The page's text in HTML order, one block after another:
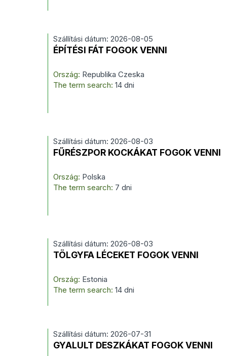
Szállítási dátum: 2026-08-05
ÉPÍTÉSI FÁT FOGOK VENNI
Ország: Republika Czeska
The term search:14 dni
Szállítási dátum: 2026-08-03
FŰRÉSZPOR KOCKÁKAT FOGOK VENNI
Ország: Polska
The term search: 7 dni
Szállítási dátum: 2026-08-03
TÖLGYFA LÉCEKET FOGOK VENNI
Ország: Estonia
The term search:14 dni
Szállítási dátum: 2026-07-31
GYALULT DESZKÁKAT FOGOK VENNI